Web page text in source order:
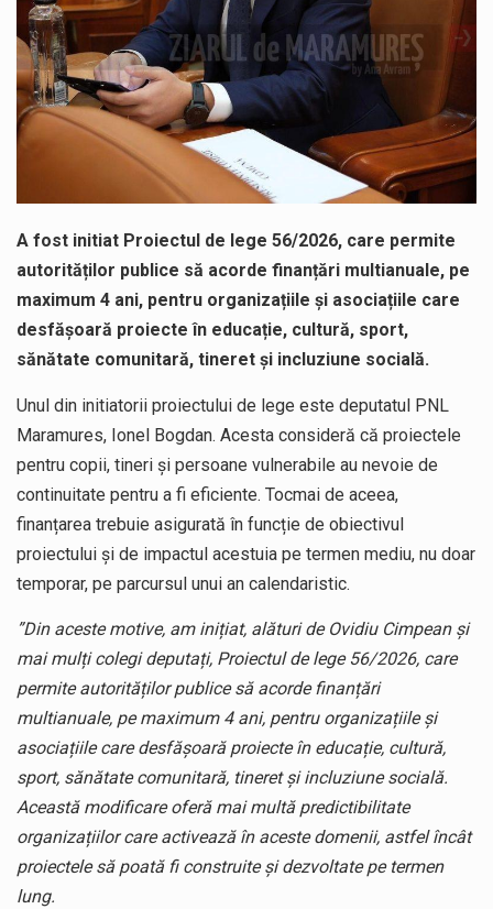
A fost initiat Proiectul de lege 56/2026, care permite
autorităților publice să acorde finanțări multianuale, pe
maximum 4 ani, pentru organizațiile și asociațiile care
desfășoară proiecte în educație, cultură, sport,
sănătate comunitară, tineret și incluziune socială.
Unul din initiatorii proiectului de lege este deputatul PNL
Maramures, Ionel Bogdan. Acesta consideră că proiectele
pentru copii, tineri și persoane vulnerabile au nevoie de
continuitate pentru a fi eficiente. Tocmai de aceea,
finanțarea trebuie asigurată în funcție de obiectivul
proiectului și de impactul acestuia pe termen mediu, nu doar
temporar, pe parcursul unui an calendaristic.
”Din aceste motive, am inițiat, alături de Ovidiu Cimpean și
mai mulți colegi deputați, Proiectul de lege 56/2026, care
permite autorităților publice să acorde finanțări
multianuale, pe maximum 4 ani, pentru organizațiile și
asociațiile care desfășoară proiecte în educație, cultură,
sport, sănătate comunitară, tineret și incluziune socială.
Această modificare oferă mai multă predictibilitate
organizațiilor care activează în aceste domenii, astfel încât
proiectele să poată fi construite și dezvoltate pe termen
lung.